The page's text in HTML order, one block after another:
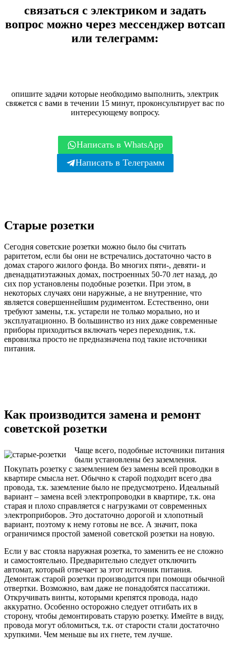
связаться с электриком и задать
вопрос можно через мессенджер вотсап
или телеграмм:
опишите задачи которые необходимо выполнить, электрик
свяжется с вами в течении 15 минут, проконсультирует вас по
интересующему вопросу.
Написать в WhatsApp
Написать в Телеграмм
Старые розетки
Сегодня советские розетки можно было бы считать
раритетом, если бы они не встречались достаточно часто в
домах старого жилого фонда. Во многих пяти-, девяти- и
двенадцатиэтажных домах, построенных 50-70 лет назад, до
сих пор установлены подобные розетки. При этом, в
некоторых случаях они наружные, а не внутренние, что
является совершеннейшим рудиментом. Естественно, они
требуют замены, т.к. устарели не только морально, но и
эксплуатационно. В большинство из них даже современные
приборы приходиться включать через переходник, т.к.
евровилка просто не предназначена под такие источники
питания.
Как производится замена и ремонт
советской розетки
Чаще всего, подобные источники питания
были установлены без заземления.
Покупать розетку с заземлением без замены всей проводки в
квартире смысла нет. Обычно к старой подходит всего два
провода, т.к. заземление было не предусмотрено. Идеальный
вариант – замена всей электропроводки в квартире, т.к. она
старая и плохо справляется с нагрузками от современных
электроприборов. Это достаточно дорогой и хлопотный
вариант, поэтому к нему готовы не все. А значит, пока
ограничимся простой заменой советской розетки на новую.
Если у вас стояла наружная розетка, то заменить ее не сложно
и самостоятельно. Предварительно следует отключить
автомат, который отвечает за этот источник питания.
Демонтаж старой розетки производится при помощи обычной
отвертки. Возможно, вам даже не понадобятся пассатижи.
Откручивать винты, которыми крепятся провода, надо
аккуратно. Особенно осторожно следует отгибать их в
сторону, чтобы демонтировать старую розетку. Имейте в виду,
провода могут обломиться, т.к. от старости стали достаточно
хрупкими. Чем меньше вы их гнете, тем лучше.